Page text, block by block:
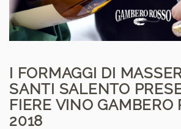
I FORMAGGI DI
SANTI SALENTO
FIERE VINO GAMBERO
2018